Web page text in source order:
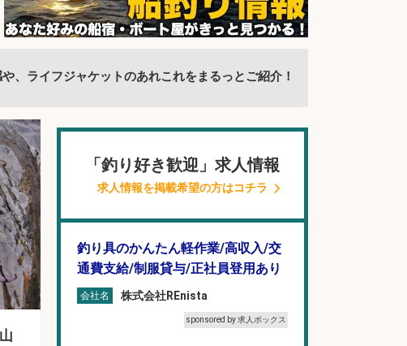
、ライフジャケットのあれこれをまるっとご紹介！
「釣り好き歓迎」求人情報
求人情報を掲載希望の方はコチラ
釣り具のかんたん軽作業/高収入/交
通費支給/制服貸与/正社員登用あり
会社名 株式会社REnista
sponsored by 求人ボックス